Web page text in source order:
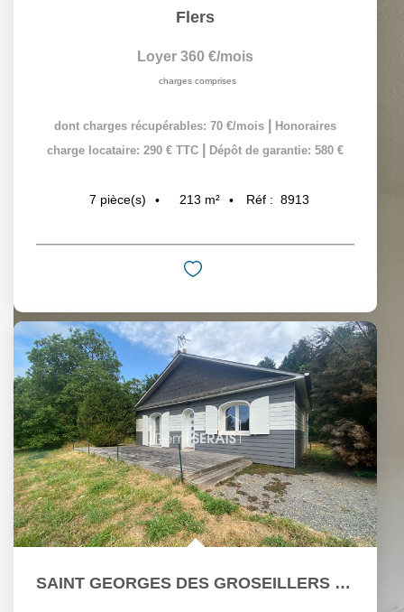
Flers
Loyer 360 €/mois
charges comprises
dont charges récupérables: 70 €/mois
Honoraires
charge locataire: 290 € TTC
Dépôt de garantie: 580 €
7 pièce(s) 213 m² Réf : 8913
SAINT GEORGES DES GROSEILLERS - Maison 2 chambres